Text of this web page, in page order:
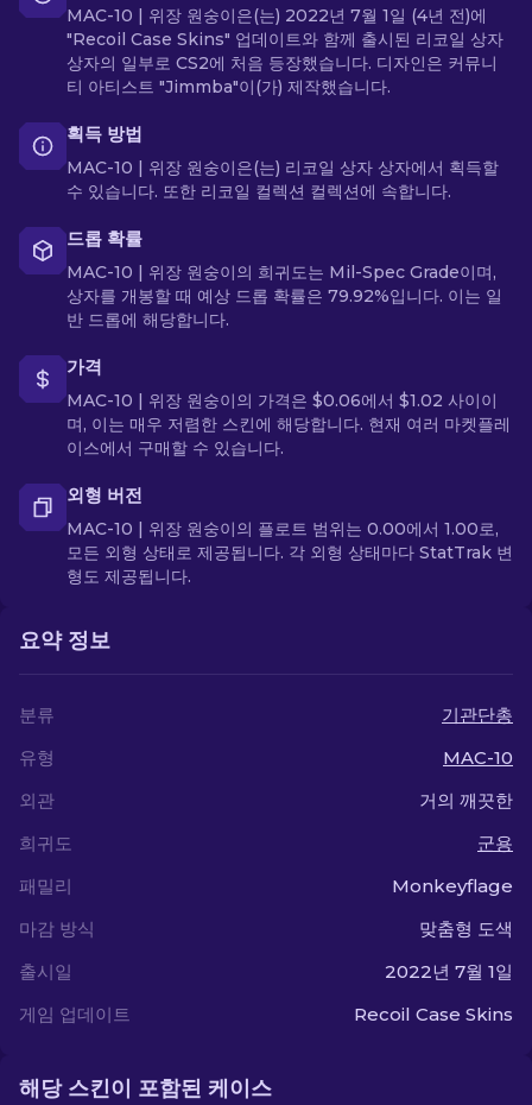
MAC-10 | 위장 원숭이은(는) 2022년 7월 1일 (4년 전)에
"Recoil Case Skins" 업데이트와 함께 출시된 리코일 상자
상자의 일부로 CS2에 처음 등장했습니다. 디자인은 커뮤니
티 아티스트 "Jimmba"이(가) 제작했습니다.
획득 방법
MAC-10 | 위장 원숭이은(는) 리코일 상자 상자에서 획득할
수 있습니다. 또한 리코일 컬렉션 컬렉션에 속합니다.
드롭 확률
MAC-10 | 위장 원숭이의 희귀도는 Mil-Spec Grade이며,
상자를 개봉할 때 예상 드롭 확률은 79.92%입니다. 이는 일
반 드롭에 해당합니다.
가격
MAC-10 | 위장 원숭이의 가격은 $0.06에서 $1.02 사이이
며, 이는 매우 저렴한 스킨에 해당합니다. 현재 여러 마켓플레
이스에서 구매할 수 있습니다.
외형 버전
MAC-10 | 위장 원숭이의 플로트 범위는 0.00에서 1.00로,
모든 외형 상태로 제공됩니다. 각 외형 상태마다 StatTrak 변
형도 제공됩니다.
요약 정보
분류
기관단총
유형
MAC-10
외관
거의 깨끗한
희귀도
군용
패밀리
Monkeyflage
마감 방식
맞춤형 도색
출시일
2022년 7월 1일
게임 업데이트
Recoil Case Skins
해당 스킨이 포함된 케이스